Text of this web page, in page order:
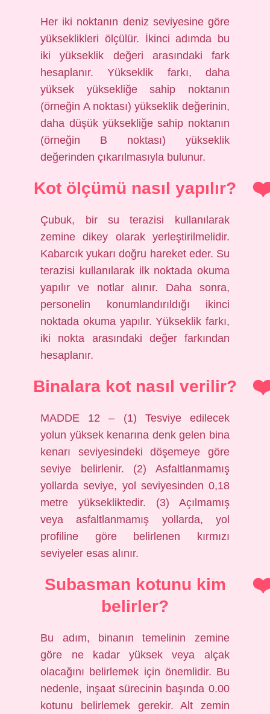
Her iki noktanın deniz seviyesine göre
yükseklikleri ölçülür. İkinci adımda bu
iki yükseklik değeri arasındaki fark
hesaplanır. Yükseklik farkı, daha
yüksek yüksekliğe sahip noktanın
(örneğin A noktası) yükseklik değerinin,
daha düşük yüksekliğe sahip noktanın
(örneğin B noktası) yükseklik
değerinden çıkarılmasıyla bulunur.
Kot ölçümü nasıl yapılır?
Çubuk, bir su terazisi kullanılarak
zemine dikey olarak yerleştirilmelidir.
Kabarcık yukarı doğru hareket eder. Su
terazisi kullanılarak ilk noktada okuma
yapılır ve notlar alınır. Daha sonra,
personelin konumlandırıldığı ikinci
noktada okuma yapılır. Yükseklik farkı,
iki nokta arasındaki değer farkından
hesaplanır.
Binalara kot nasıl verilir?
MADDE 12 – (1) Tesviye edilecek
yolun yüksek kenarına denk gelen bina
kenarı seviyesindeki döşemeye göre
seviye belirlenir. (2) Asfaltlanmamış
yollarda seviye, yol seviyesinden 0,18
metre yüksekliktedir. (3) Açılmamış
veya asfaltlanmamış yollarda, yol
profiline göre belirlenen kırmızı
seviyeler esas alınır.
Subasman kotunu kim
belirler?
Bu adım, binanın temelinin zemine
göre ne kadar yüksek veya alçak
olacağını belirlemek için önemlidir. Bu
nedenle, inşaat sürecinin başında 0.00
kotunu belirlemek gerekir. Alt zemin